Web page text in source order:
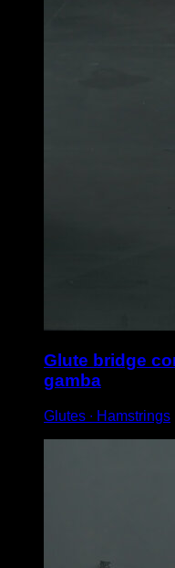
Glute bridge
gamba
Glutes ∙ Hamstrings